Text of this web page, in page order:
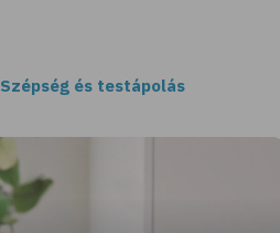
Szépség és testápolás